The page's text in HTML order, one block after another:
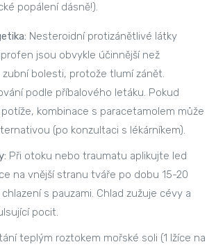
popálení dásně!).
Nesteroidní protizánětlivé látky
jsou obvykle účinnější než
zubní bolesti, protože tlumí zánět.
podle příbalového letáku. Pokud
kombinace s paracetamolem může
(po konzultaci s lékárníkem).
Při otoku nebo traumatu aplikujte led
na vnější stranu tváře po dobu 15-20
s pauzami. Chlad zužuje cévy a
pocit.
teplým roztokem mořské soli (1 lžíce na